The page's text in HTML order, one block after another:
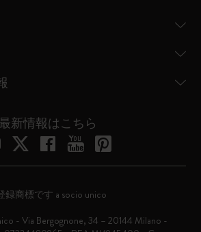
新情報はこちら
録商標です a socio unico
- Via Bergognone, 34 – 20144 Milano -